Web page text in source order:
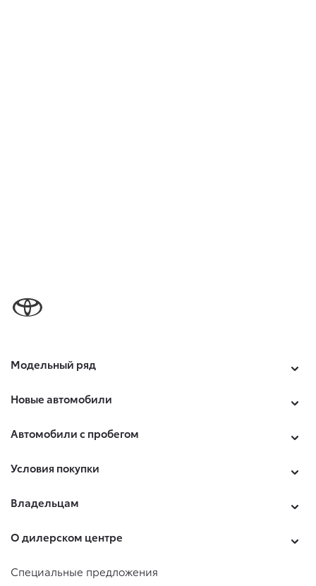
Модельный ряд
Новые автомобили
Автомобили с пробегом
Условия покупки
Владельцам
О дилерском центре
Специальные предложения